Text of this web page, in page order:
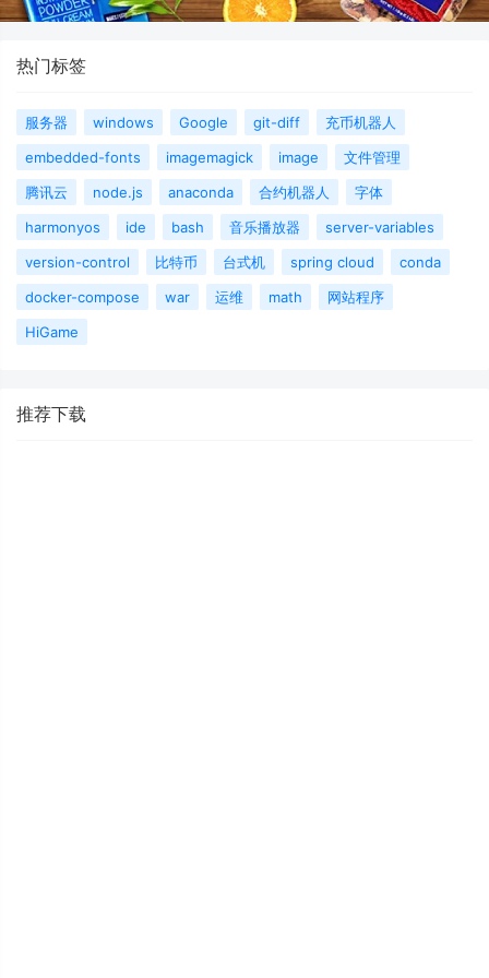
热门标签
服务器 windows Google git-diff
充币机器人
embedded-fonts
imagemagick image
文件管理
腾讯云
node.js anaconda 合约机器人
字体
harmonyos
ide bash 音乐播放器
server-variables
version-control
比特币 台式机 spring cloud
conda
docker-compose
war 运维 math
网站程序
HiGame
推荐下载